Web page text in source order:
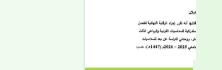
الدورة الاستدراكية الثانية:
الثلاثاء 09/08 وحتى
1442/09/12هـ
الموافق 04/20 حتى
2021/04/24م